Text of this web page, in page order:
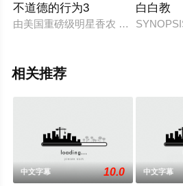
不道德的行为3
由美国重磅级明星香农 特威德主演
白白教
相关推荐
中文字幕 10.0 中文字幕